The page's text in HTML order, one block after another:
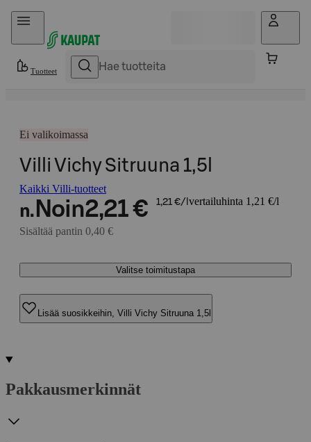
Hyppää sisältöön
Tuotteet
Ei valikoimassa
Villi Vichy Sitruuna 1,5l
Kaikki Villi-tuotteet
n. Noin2,21 € 1,21 €/l vertailuhinta 1,21 €/l
Sisältää pantin 0,40 €
Valitse toimitustapa
Lisää suosikkeihin, Villi Vichy Sitruuna 1,5l
Pakkausmerkinnät